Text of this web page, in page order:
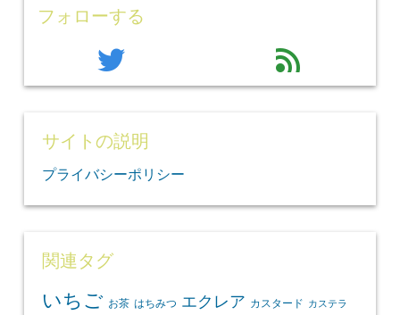
フォローする
twitter feed
サイトの説明
プライバシーポリシー
関連タグ
いちご お茶 はちみつ エクレア カスタード カステラ